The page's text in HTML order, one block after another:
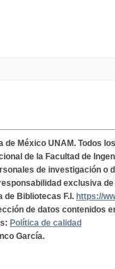
de México UNAM. Todos
de la Facultad de
de investigación o
exclusiva
de Bibliotecas F.I. https://
de datos contenidos
Política de calidad
García.